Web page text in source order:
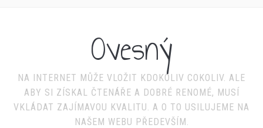
Ovesný
NA INTERNET MŮŽE VLOŽIT KDOKOLIV COKOLIV. ALE
ABY SI ZÍSKAL ČTENÁŘE A DOBRÉ RENOMÉ, MUSÍ
VKLÁDAT ZAJÍMAVOU KVALITU. A O TO USILUJEME NA
NAŠEM WEBU PŘEDEVŠÍM.